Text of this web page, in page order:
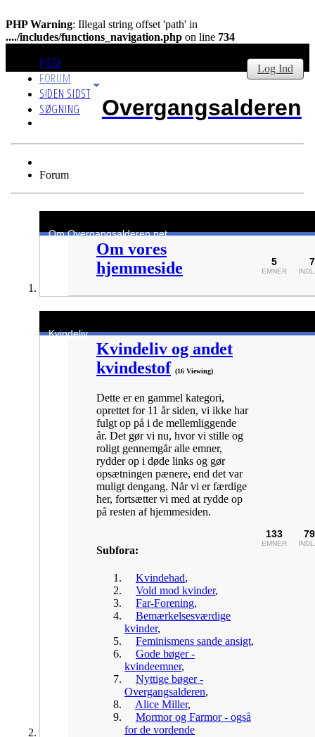
PHP Warning: Illegal string offset 'path' in
..../includes/functions_navigation.php on line 734
HJEM
FORUM
SIDEN SIDST
SØGNING
Log Ind
Overgangsalderen
Forum
Om Overgangsalderen.net
Om vores
hjemmeside
5
EMNER
7
Kvindeliv
Kvindeliv og andet
kvindestof (16 Viewing)
Dette er en gammel kategori,
oprettet for 11 år siden, vi ikke har
fulgt op på i de mellemliggende
år. Det gør vi nu, hvor vi stille og
roligt gennemgår alle emner,
rydder op i døde links og gør
opsætningen pænere, end det var
muligt dengang. Når vi er færdige
her, fortsætter vi med at rydde op
på resten af hjemmesiden.
Subfora:
Kvindehad,
Vold mod kvinder,
Far-Forening,
Bemærkelsesværdige
kvinder,
Feminismens sande ansigt,
Gode bøger -
kvindeemner,
Nyttige bøger -
Overgangsalderen,
Alice Miller,
Mormor og Farmor - også
for de vordende
133
EMNER